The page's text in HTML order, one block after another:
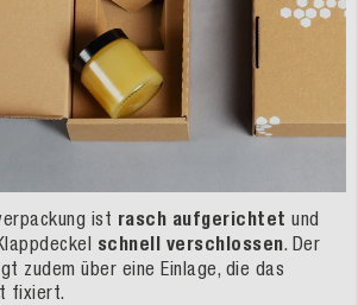
ist rasch aufgerichtet und
schnell verschlossen. Der
zudem über eine Einlage, die das
fixiert.